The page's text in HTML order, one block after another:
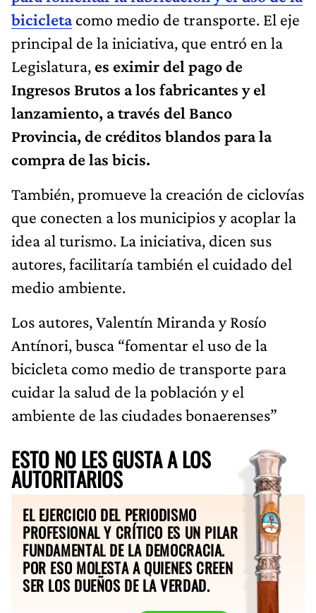
bicicletacomo medio de transporte. El eje
principal de la iniciativa, que entró en la
Legislatura, es eximir del pago de
Ingresos Brutos a los fabricantes y el
lanzamiento, a través del Banco
Provincia, de créditos blandos para la
compra de las bicis.
También, promueve la creación de ciclovías
que conecten a los municipios y acoplar la
idea al turismo. La iniciativa, dicen sus
autores, facilitaría también el cuidado del
medio ambiente.
Los autores, Valentín Miranda y Rosío
Antínori, busca “fomentar el uso de la
bicicleta como medio de transporte para
cuidar la salud de la población y el
ambiente de las ciudades bonaerenses”
ESTO NO LES GUSTA A LOS
AUTORITARIOS
EL EJERCICIO DEL PERIODISMO
PROFESIONAL Y CRÍTICO ES UN PILAR
FUNDAMENTAL DE LA DEMOCRACIA.
POR ESO MOLESTA A QUIENES CREEN
SER LOS DUEÑOS DE LA VERDAD.